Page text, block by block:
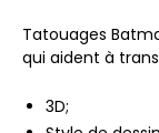
Tatouages
qui aident à
3D;